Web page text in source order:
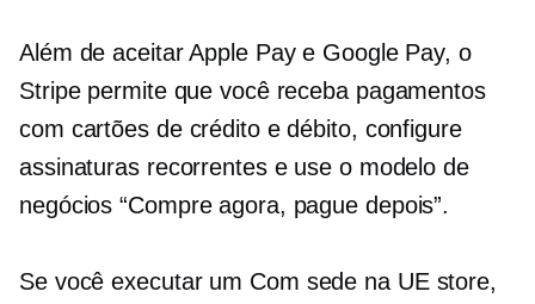
Além de aceitar Apple Pay e Google Pay, o
Stripe permite que você receba pagamentos
com cartões de crédito e débito, configure
assinaturas recorrentes e use o modelo de
negócios “Compre agora, pague depois”.
Se você executar um Com sede na UEstore,